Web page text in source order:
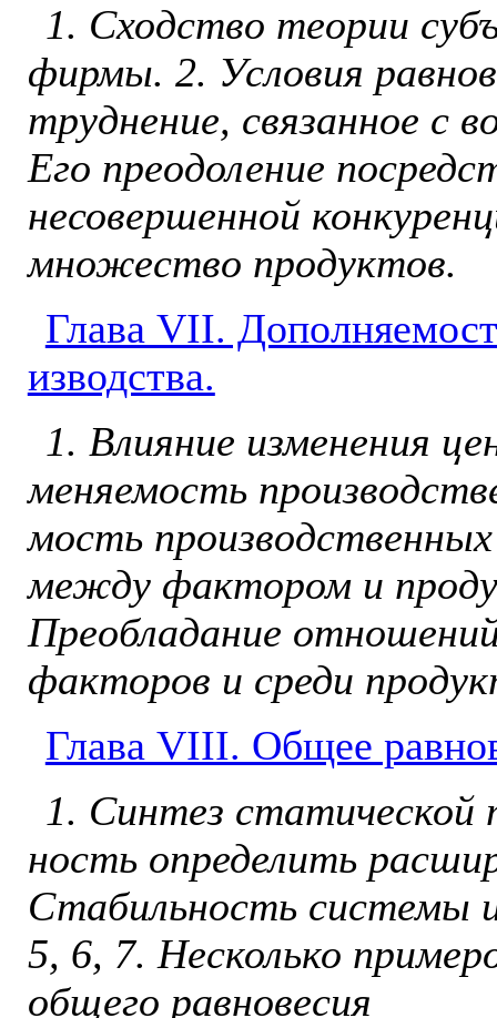
1. Сходство теории
фирмы. 2. Условия
труднение, связанное с
Его преодоление
несовершенной
множество про­дуктов.
Глава VII.
изводства.
1. Влияние изменения
меняемость
мость
меж­ду фактором и
Преобладание
факторов и среди
Глава VIII. Общее
1. Синтез
ность определить
Стабильность системы
5, 6, 7. Несколько
об­щего равновесия